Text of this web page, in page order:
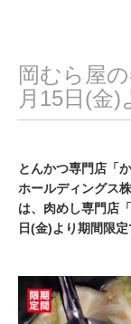
岡むら屋
月15日(金)
とんかつ専門店「
ホールディングス
は、肉めし専門店
日(金)より期間限定